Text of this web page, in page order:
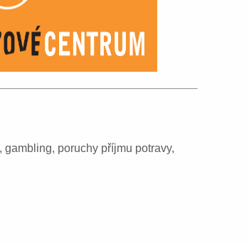
poruchy příjmu potravy,